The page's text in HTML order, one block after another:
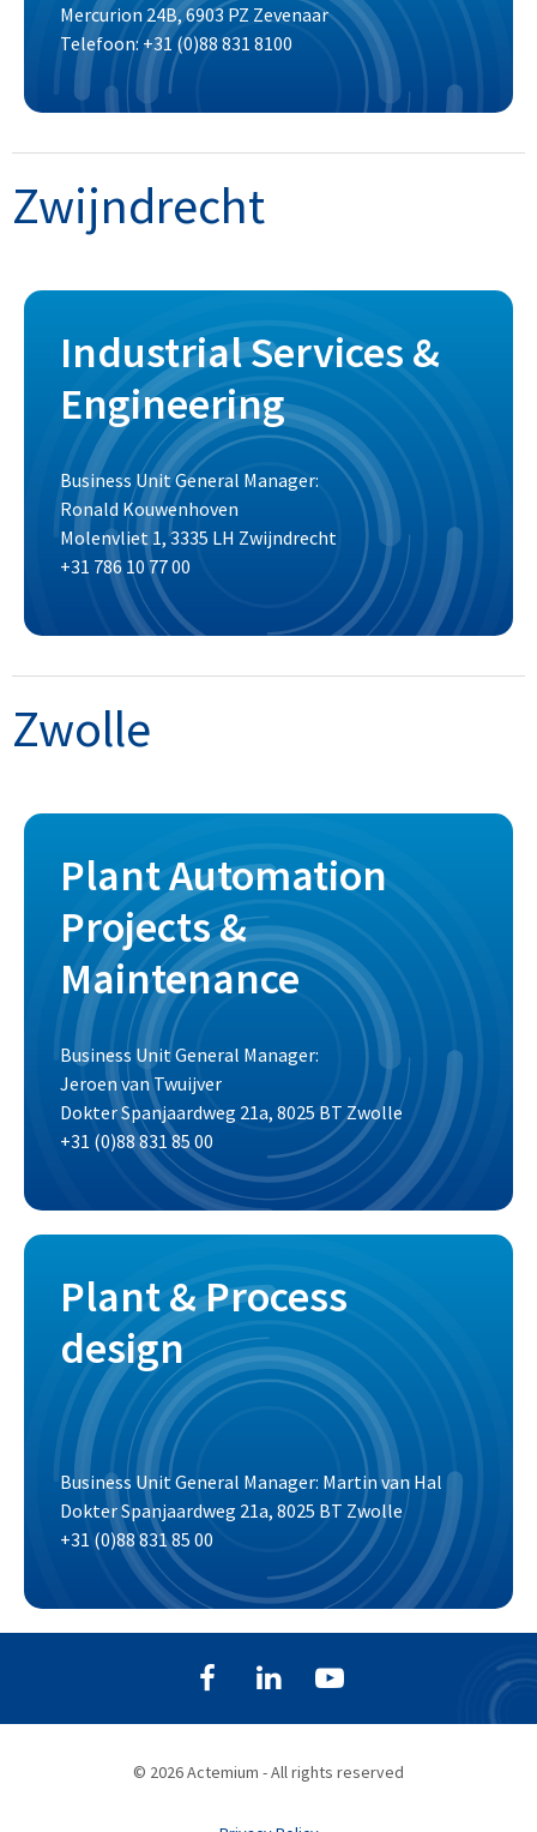
Mercurion 24B, 6903 PZ Zevenaar
Telefoon: +31 (0)88 831 8100
Zwijndrecht
Industrial Services &
Engineering
Business Unit General Manager:
Ronald Kouwenhoven
Molenvliet 1, 3335 LH Zwijndrecht
+31 786 10 77 00
Zwolle
Plant Automation
Projects &
Maintenance
Business Unit General Manager:
Jeroen van Twuijver
Dokter Spanjaardweg 21a, 8025 BT Zwolle
+31 (0)88 831 85 00
Plant & Process
design
Business Unit General Manager: Martin van Hal
Dokter Spanjaardweg 21a, 8025 BT Zwolle
+31 (0)88 831 85 00
© 2026 Actemium - All rights reserved